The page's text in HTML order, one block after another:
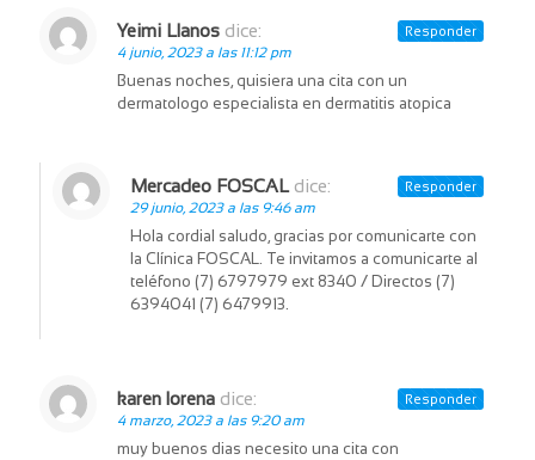
Yeimi Llanos dice:
4 junio, 2023 a las 11:12 pm
Buenas noches, quisiera una cita con un
dermatologo especialista en dermatitis atopica
Responder
Mercadeo FOSCAL dice:
29 junio, 2023 a las 9:46 am
Hola cordial saludo, gracias por comunicarte con
la Clínica FOSCAL. Te invitamos a comunicarte al
teléfono (7) 6797979 ext 8340 / Directos (7)
6394041 (7) 6479913.
Responder
karen lorena dice:
4 marzo, 2023 a las 9:20 am
muy buenos dias necesito una cita con
Responder